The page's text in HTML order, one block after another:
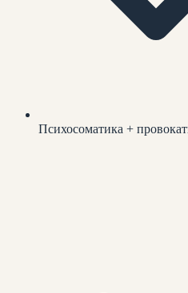
Психосоматика +